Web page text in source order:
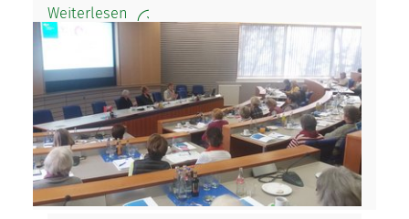
Weiterlesen